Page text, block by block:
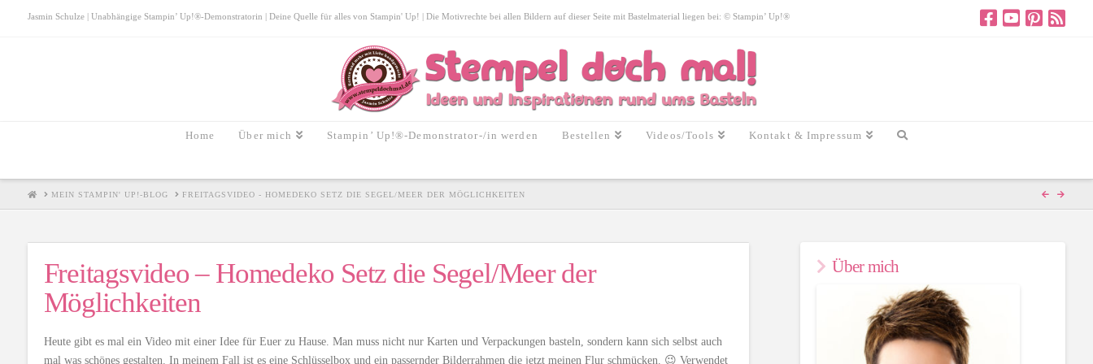
Jasmin Schulze | Unabhängige Stampin’ Up!®-Demonstratorin | Deine Quelle für alles von Stampin' Up! | Die Motivrechte bei allen Bildern auf dieser Seite mit Bastelmaterial liegen bei: © Stampin’ Up!®
Home Über mich Stampin’ Up!®-Demonstrator-/in werden Bestellen Videos/Tools Kontakt & Impressum
HOMEMEIN STAMPIN' UP!-BLOG FREITAGSVIDEO - HOMEDEKO SETZ DIE SEGEL/MEER DER MÖGLICHKEITEN
Freitagsvideo – Homedeko Setz die Segel/Meer der
Möglichkeiten
Heute gibt es mal ein Video mit einer Idee für Euer zu Hause. Man muss nicht nur Karten und Verpackungen basteln, sondern kann sich selbst auch
mal was schönes gestalten. In meinem Fall ist es eine Schlüsselbox und ein passernder Bilderrahmen die jetzt meinen Flur schmücken. 😉 Verwendet
Über mich